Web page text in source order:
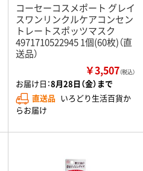
コーセーコスメポート グレイ
スワンリンクルケアコンセン
トレートスポッツマスク
4971710522945 1個(60枚)（直
送品）
￥3,507（税込）
お届け日：8月28日（金）まで
直送品 いろどり生活百貨か
らお届け